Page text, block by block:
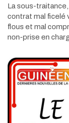
La sous-
contrat mal ficelé
flous et mal
non-prise en